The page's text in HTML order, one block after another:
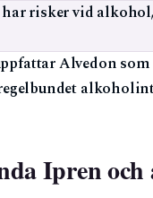
risker vid
Alvedon
Ipren och